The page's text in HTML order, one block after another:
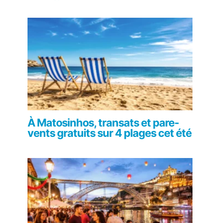
À Matosinhos, transats et pare-
vents gratuits sur 4 plages cet été